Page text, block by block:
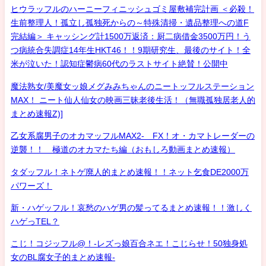
ヒウラッフルのハーニーフィニッシュゴミ屋敷補完計画 ＜必殺！
生前整理人！孤立し孤独死からの～特殊清掃・遺品整理への道F
完結編＞ キャッシング計1500万返済：厨二病借金3500万円！う
つ病統合失調症14年生HKT46！！9期研究生、最後のサイト！全
米が泣いた！認知症鬱病60代のラストサイト絶賛！公開中
魔法熟女/美魔女ッ娘メグみみちゃんのニートッフルステーション
MAX！ ニート仙人仙女の映画三昧老後生活！（無職孤独居老人的
まとめ速報Z)]
乙女系腐男子のオカマッフルMAX2- FX！オ・カマトレーダーの
逆襲！！ 極道のオカマたち編（おもしろ動画まとめ速報）
タダッフル！ネトゲ廃人的まとめ速報！！ネット乞食DE2000万
パワーズ！
新・ハゲッフル！哀愁のハゲ男の髪ってるまとめ速報！！激しく
ハゲっTEL？
こじ！コジッフル@！-レズっ娘百合ネエ！こじらせ！50独身処
女のBL腐女子的まとめ速報-